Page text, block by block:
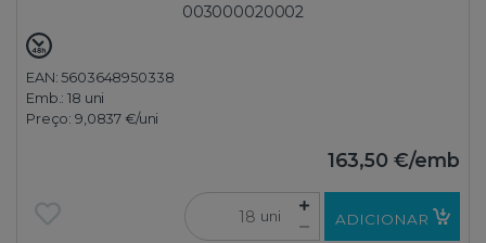
003000020002
EAN: 5603648950338
Emb.:18 uni
Preço: 9,0837 €/uni
163,50 €/emb
uni ADICIONAR